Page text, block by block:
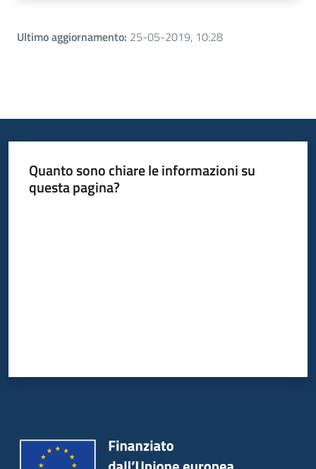
Ultimo aggiornamento: 25-05-2019, 10:28
Quanto sono chiare le informazioni su
questa pagina?